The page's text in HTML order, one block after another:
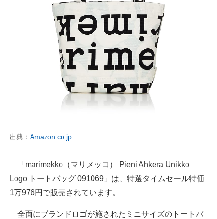
出典： Amazon.co.jp
「marimekko（マリメッコ） Pieni Ahkera Unikko
Logo トートバッグ 091069」は、特選タイムセール特価
1万976円で販売されています。
全面にブランドロゴが施されたミニサイズのトートバ